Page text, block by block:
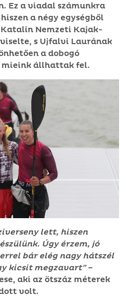
Ez a viadal számunkra
a négy egységből
Nemzeti Kajak-
s Ujfalvi Laurának
a dobogó
mieink állhattak fel.
lett, hiszen
Úgy érzem, jó
bár elég nagy hátszél
kicsit megzavart”–
aki az ötszáz méterek
volt.